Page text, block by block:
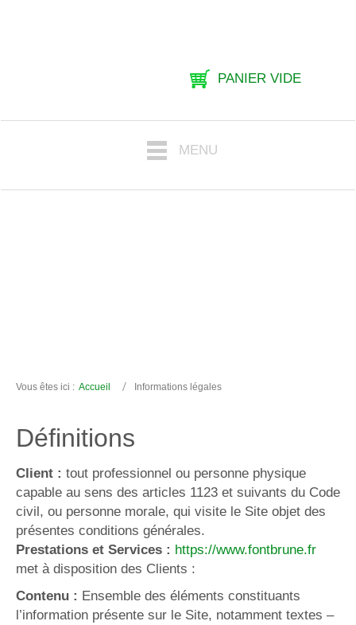
PANIER VIDE
MENU
Vous êtes ici : Accueil Informations légales
Définitions
Client : tout professionnel ou personne physique
capable au sens des articles 1123 et suivants du Code
civil, ou personne morale, qui visite le Site objet des
présentes conditions générales.
Prestations et Services : https://www.fontbrune.fr
met à disposition des Clients :
Contenu : Ensemble des éléments constituants
l’information présente sur le Site, notamment textes –